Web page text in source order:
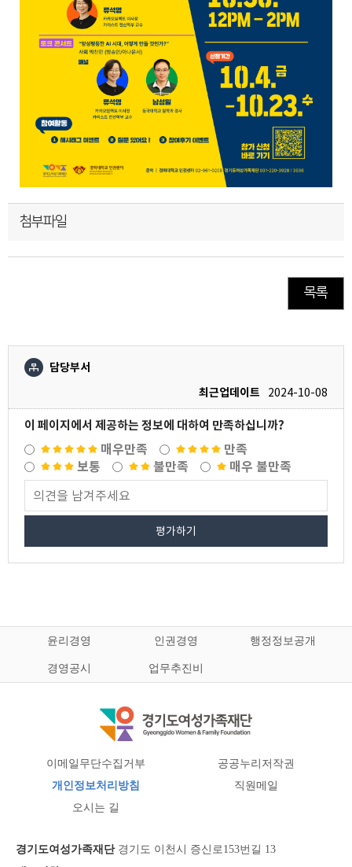
첨부파일
목록
담당부서
최근업데이트
2024-10-08
이 페이지에서 제공하는 정보에 대하여 만족하십니까?
매우만족
만족
보통
불만족 매우 불만족
평가하기
윤리경영 인권경영 행정정보공개
경영공시 업무추진비
이메일무단수집거부
공공누리저작권
개인정보처리방침
직원메일
오시는 길
경기도여성가족재단경기도 이천시 증신로153번길 13